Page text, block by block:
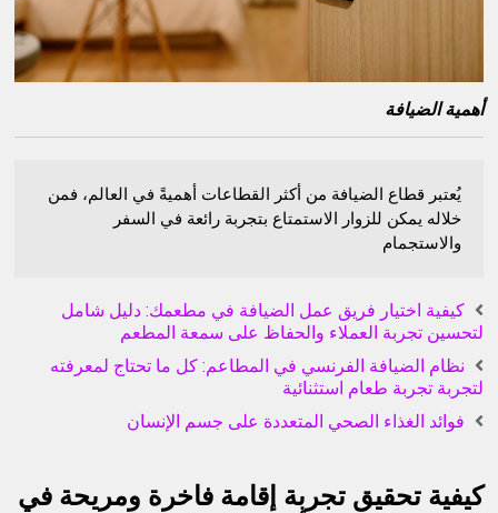
أهمية الضيافة
يُعتبر قطاع الضيافة من أكثر القطاعات أهميةً في العالم، فمن
خلاله يمكن للزوار الاستمتاع بتجربة رائعة في السفر
والاستجمام
كيفية اختيار فريق عمل الضيافة في مطعمك: دليل شامل
لتحسين تجربة العملاء والحفاظ على سمعة المطعم
نظام الضيافة الفرنسي في المطاعم: كل ما تحتاج لمعرفته
لتجربة تجربة طعام استثنائية
فوائد الغذاء الصحي المتعددة على جسم الإنسان
كيفية تحقيق تجربة إقامة فاخرة ومريحة في